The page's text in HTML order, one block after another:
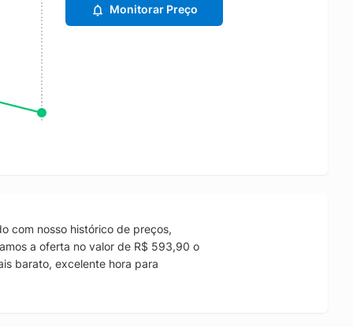
Monitorar Preço
com nosso histórico de preços,
a oferta no valor de R$ 593,90 o
barato, excelente hora para